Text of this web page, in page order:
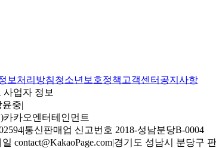
보처리방침청소년보호정책 고객센터 공지사항
업자 정보
윤중|
카오엔터테인먼트
|통신판매업 신고번호 2018-성남분당B-0004
contact@KakaoPage.com|경기도 성남시 분당구